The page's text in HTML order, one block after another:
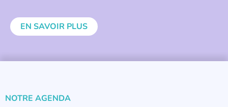
EN SAVOIR PLUS
NOTRE AGENDA